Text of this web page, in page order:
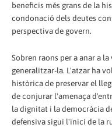
beneficis més grans de la
condonació dels deutes
perspectiva de govern.
Sobren raons per a anar a
generalitzar-la. L'atzar ha
històrica de preservar el
de conjurar l'amenaça
la dignitat i la democràcia
defensiva sigui l'inici de la